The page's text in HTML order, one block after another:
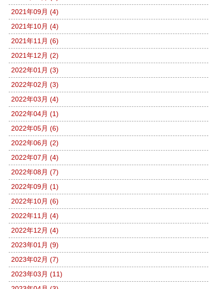
2021年09月 (4)
2021年10月 (4)
2021年11月 (6)
2021年12月 (2)
2022年01月 (3)
2022年02月 (3)
2022年03月 (4)
2022年04月 (1)
2022年05月 (6)
2022年06月 (2)
2022年07月 (4)
2022年08月 (7)
2022年09月 (1)
2022年10月 (6)
2022年11月 (4)
2022年12月 (4)
2023年01月 (9)
2023年02月 (7)
2023年03月 (11)